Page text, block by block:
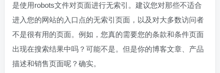
是使用robots文件对页面进行无索引。建议您对那些不适合
进入您的网站的入口点的无索引页面，以及对大多数访问者
不是很有用的页面。例如，您真的需要您的条款和条件页面
出现在搜索结果中吗？可能不是。但是你的博客文章、产品
描述和销售页面呢？确实。